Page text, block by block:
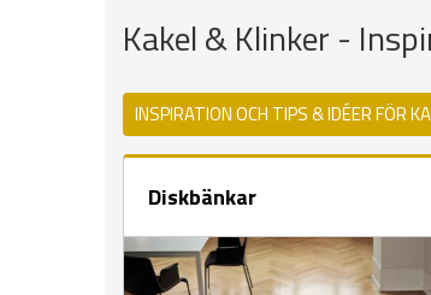
Kakel & Klinker -
INSPIRATION OCH TIPS & IDÉER FÖR
Diskbänkar